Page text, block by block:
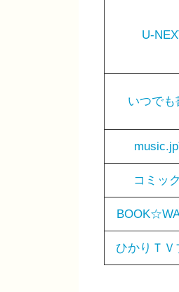
U-
いつでも
コミッ
ひかりＴＶ